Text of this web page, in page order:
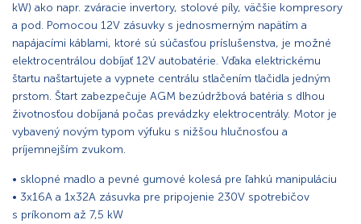
kW) ako napr. zváracie invertory, stolové píly, väčšie kompresory
a pod. Pomocou 12V zásuvky s jednosmerným napätím a
napájacími káblami, ktoré sú súčasťou príslušenstva, je možné
elektrocentrálou dobíjať 12V autobatérie. Vďaka elektrickému
štartu naštartujete a vypnete centrálu stlačením tlačidla jedným
prstom. Štart zabezpečuje AGM bezúdržbová batéria s dlhou
životnosťou dobíjaná počas prevádzky elektrocentrály. Motor je
vybavený novým typom výfuku s nižšou hlučnosťou a
príjemnejším zvukom.
• sklopné madlo a pevné gumové kolesá pre ľahkú manipuláciu
• 3x16A a 1x32A zásuvka pre pripojenie 230V spotrebičov
s príkonom až 7,5 kW